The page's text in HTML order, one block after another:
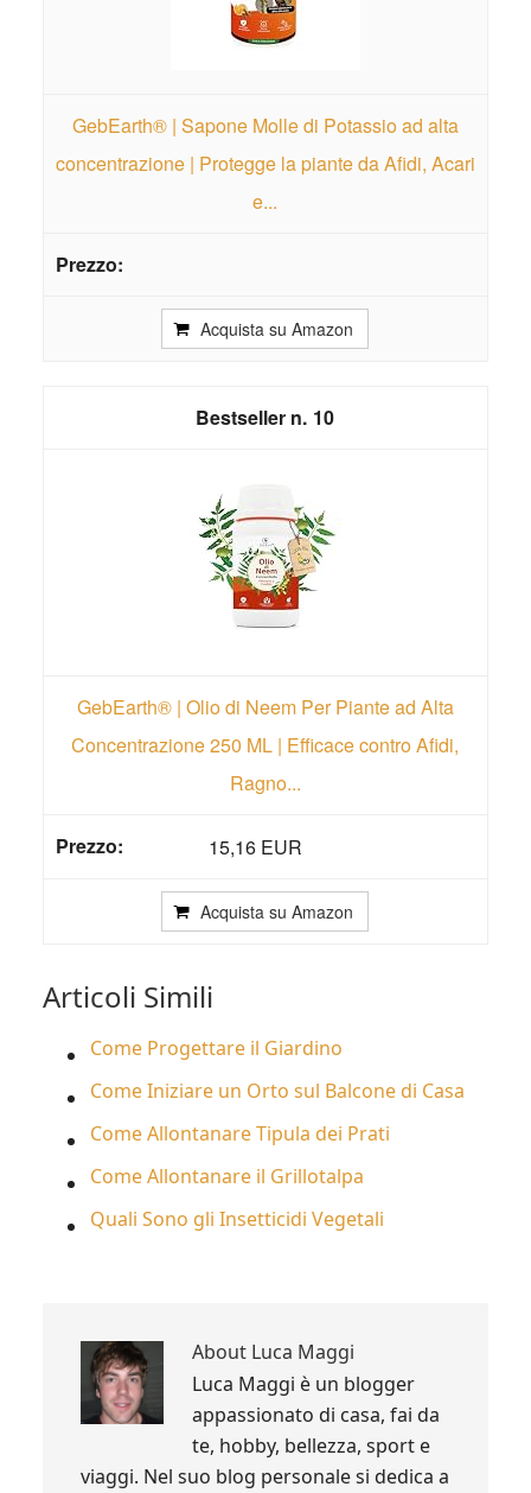
GebEarth® | Sapone Molle di Potassio ad alta
concentrazione | Protegge la piante da Afidi, Acari
e...
Acquista su Amazon
10
GebEarth® | Olio di Neem Per Piante ad Alta
Concentrazione 250 ML | Efficace contro Afidi,
Ragno...
15,16 EUR
Acquista su Amazon
Articoli Simili
Come Progettare il Giardino
Come Iniziare un Orto sul Balcone di Casa
Come Allontanare Tipula dei Prati
Come Allontanare il Grillotalpa
Quali Sono gli Insetticidi Vegetali
About Luca Maggi
Luca Maggi è un blogger
appassionato di casa, fai da
te, hobby, bellezza, sport e
viaggi. Nel suo blog personale si dedica a